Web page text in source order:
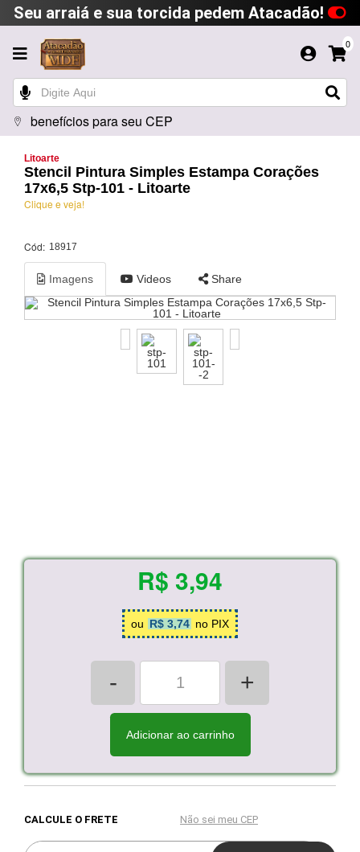
Seu arraiá e sua torcida pedem Atacadão!
0
benefícios para seu CEP
Litoarte
Stencil Pintura Simples Estampa Corações
17x6,5 Stp-101 - Litoarte
Clique e veja!
Cód: 18917
Imagens Videos Share
R$ 3,94
ou R$ 3,74 no PIX
- +
Adicionar ao carrinho